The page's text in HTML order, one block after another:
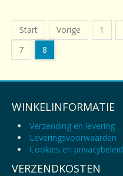
Start Vorige 1
7
8
WINKELINFORMATIE
Verzending en levering
Leveringsvoorwaarden
Cookies en privacybeleid
VERZENDKOSTEN